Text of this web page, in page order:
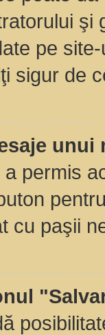
şi
pe
sigur de
unui
permis
cu paşii